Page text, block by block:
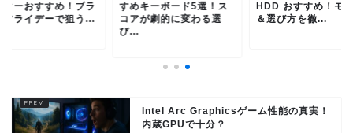
ターおすすめ！ブラ
フライデーで狙う...
すめキーボード5選！ス
コアが劇的に変わる選
び...
HDD おすすめ！モ
＆選び方を徹...
Intel Arc Graphicsゲーム性能の真実！
内蔵GPUで十分？